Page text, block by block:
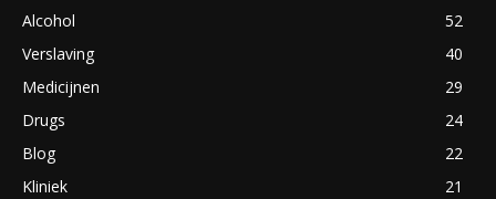
Alcohol
52
Verslaving
40
Medicijnen
29
Drugs
24
Blog
22
Kliniek
21